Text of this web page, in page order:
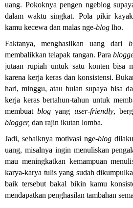
uang. Pokoknya pengen ngeblog
dalam waktu singkat. Pola pikir
kamu kecewa dan malas nge-blog lho.
Faktanya, menghasilkan uang dari
membalikkan telapak tangan. Para
jutaan rupiah untuk satu konten bisa
karena kerja keras dan konsistensi.
hari, minggu, atau bulan supaya bisa
kerja keras bertahun-tahun untuk
membuatblogyang user-friendly,
blogger, dan rajin ikutan lomba.
Jadi, sebaiknya motivasi nge-blog
uang, misalnya ingin menuliskan
mau meningkatkan kemampuan
karya-karya tulis yang sudah
baik tersebut bakal bikin kamu
mendapatkan penghasilan tambahan